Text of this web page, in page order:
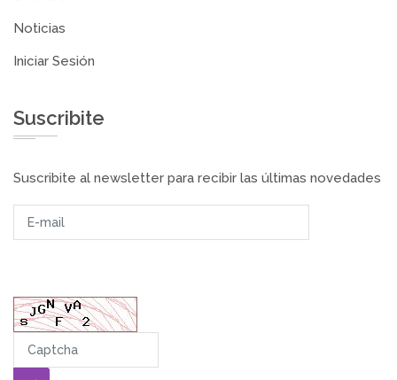
Noticias
Iniciar Sesión
Suscribite
Suscribite al newsletter para recibir las últimas novedades